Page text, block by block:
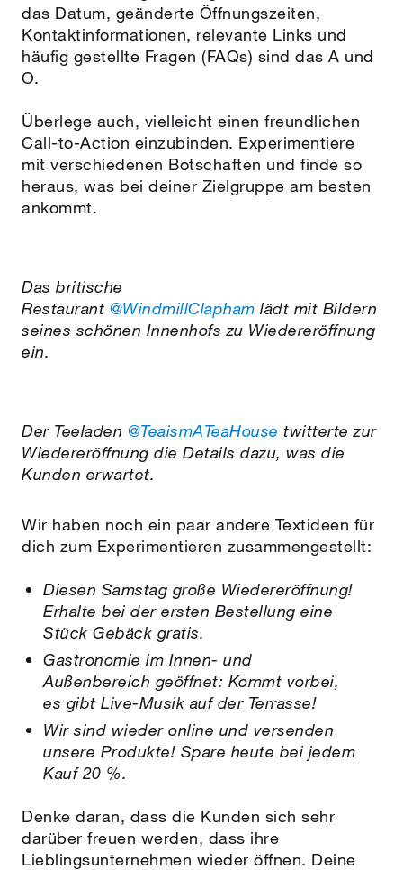
das Datum, geänderte Öffnungszeiten,
Kontaktinformationen, relevante Links und
häufig gestellte Fragen (FAQs) sind das A und
O.
Überlege auch, vielleicht einen freundlichen
Call-to-Action einzubinden. Experimentiere
mit verschiedenen Botschaften und finde so
heraus, was bei deiner Zielgruppe am besten
ankommt.
Das britische
Restaurant @WindmillClapham lädt mit Bildern
seines schönen Innenhofs zu Wiedereröffnung
ein.
Der Teeladen @TeaismATeaHouse twitterte zur
Wiedereröffnung die Details dazu, was die
Kunden erwartet.
Wir haben noch ein paar andere Textideen für
dich zum Experimentieren zusammengestellt:
Diesen Samstag große Wiedereröffnung!
Erhalte bei der ersten Bestellung eine
Stück Gebäck gratis.
Gastronomie im Innen- und
Außenbereich geöffnet: Kommt vorbei,
es gibt Live-Musik auf der Terrasse!
Wir sind wieder online und versenden
unsere Produkte! Spare heute bei jedem
Kauf 20 %.
Denke daran, dass die Kunden sich sehr
darüber freuen werden, dass ihre
Lieblingsunternehmen wieder öffnen. Deine